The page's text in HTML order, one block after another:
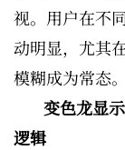
视。用户在不
动明显，尤其
模糊成为常态。
变色龙显
逻辑